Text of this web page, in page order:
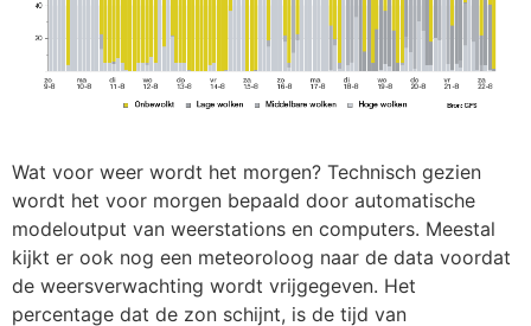
Wat voor weer wordt het morgen? Technisch gezien
wordt het voor morgen bepaald door automatische
modeloutput van weerstations en computers. Meestal
kijkt er ook nog een meteoroloog naar de data voordat
de weersverwachting wordt vrijgegeven. Het
percentage dat de zon schijnt, is de tijd van